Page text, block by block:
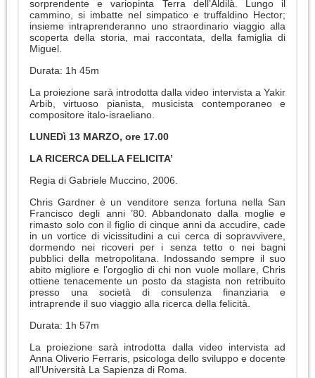
sorprendente e variopinta Terra dell’Aldilà. Lungo il
cammino, si imbatte nel simpatico e truffaldino Hector;
insieme intraprenderanno uno straordinario viaggio alla
scoperta della storia, mai raccontata, della famiglia di
Miguel.
Durata: 1h 45m
La proiezione sarà introdotta dalla video intervista a Yakir
Arbib, virtuoso pianista, musicista contemporaneo e
compositore italo-israeliano.
LUNEDì 13 MARZO, ore 17.00
LA RICERCA DELLA FELICITA’
Regia di Gabriele Muccino, 2006.
Chris Gardner è un venditore senza fortuna nella San
Francisco degli anni ’80. Abbandonato dalla moglie e
rimasto solo con il figlio di cinque anni da accudire, cade
in un vortice di vicissitudini a cui cerca di sopravvivere,
dormendo nei ricoveri per i senza tetto o nei bagni
pubblici della metropolitana. Indossando sempre il suo
abito migliore e l’orgoglio di chi non vuole mollare, Chris
ottiene tenacemente un posto da stagista non retribuito
presso una società di consulenza finanziaria e
intraprende il suo viaggio alla ricerca della felicità.
Durata: 1h 57m
La proiezione sarà introdotta dalla video intervista ad
Anna Oliverio Ferraris, psicologa dello sviluppo e docente
all’Università La Sapienza di Roma.